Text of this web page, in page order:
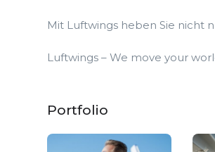
Mit Luftwings heben Sie nicht
Luftwings – We move your
Portfolio